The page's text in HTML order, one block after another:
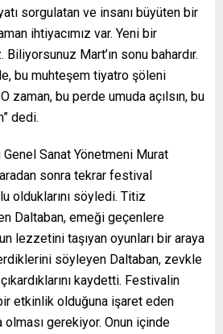
sorgulatan ve insanı büyüten bir
ihtiyacımız var. Yeni bir
Mart’ın sonu bahardır.
bu muhteşem tiyatro şöleni
zaman, bu perde umuda açılsın, bu
dedi.
Sanat Yönetmeni Murat
sonra tekrar festival
olduklarını söyledi. Titiz
Daltaban, emeği geçenlere
lezzetini taşıyan oyunları bir araya
söyleyen Daltaban, zevkle
kaydetti. Festivalin
etkinlik olduğuna işaret eden
olması gerekiyor. Onun içinde